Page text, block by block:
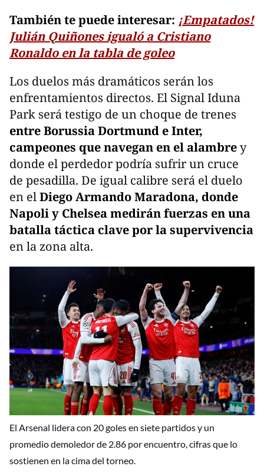
También te puede interesar: ¡Empatados!
Julián Quiñones igualó a Cristiano
Ronaldo en la tabla de goleo
Los duelos más dramáticos serán los
enfrentamientos directos. El Signal Iduna
Park será testigo de un choque de trenes
entre Borussia Dortmund e Inter,
campeones que navegan en el alambrey
donde el perdedor podría sufrir un cruce
de pesadilla. De igual calibre será el duelo
en elDiego Armando Maradona, donde
Napoli y Chelsea medirán fuerzas en una
batalla táctica clave por la supervivencia
en la zona alta.
El Arsenal lidera con 20 goles en siete partidos y un
promedio demoledor de 2.86 por encuentro, cifras que lo
sostienen en la cima del torneo.